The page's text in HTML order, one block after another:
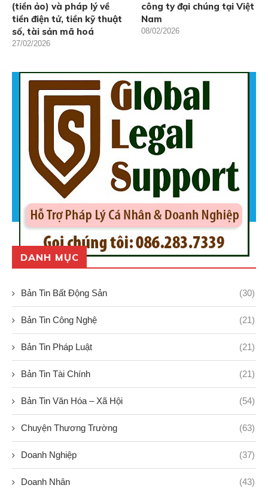
(tiền ảo) và pháp lý về
tiền điện tử, tiền kỹ thuật
số, tài sản mã hoá
27/02/2026
công ty đại chúng tại Việt
Nam
08/02/2026
DANH MỤC
Bản Tin Bất Động Sản (30)
Bản Tin Công Nghệ (21)
Bản Tin Pháp Luật (21)
Bản Tin Tài Chính (21)
Bản Tin Văn Hóa – Xã Hội (54)
Chuyện Thương Trường (63)
Doanh Nghiệp (37)
Doanh Nhân (43)